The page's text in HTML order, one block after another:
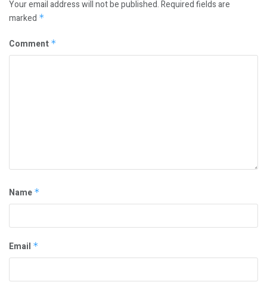
Your email address will not be published.Required fields are
marked *
Comment *
Name *
Email *